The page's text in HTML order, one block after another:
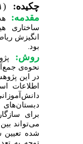
چکیده:
مقدمه:هدف
ساختاری
انگیزش
بود.
روش:
نحوه‌ی
در این
اطلاعات
دبستان‌های
برای
شده تعیین